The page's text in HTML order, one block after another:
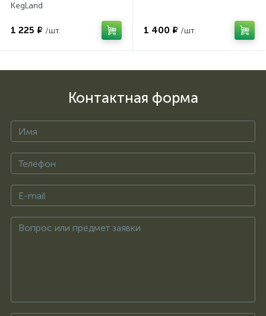
KegLand
1 225 ₽ /шт. 1 400 ₽ /шт.
Контактная форма